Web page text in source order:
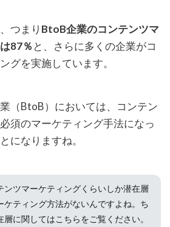
つまり BtoB企業のコンテンツマ
87％ と、さらに多くの企業がコ
グを実施しています。
（BtoB）においては、コンテン
須のマーケティング手法になっ
になりますね。
ンツマーケティングくらいしか潜在層
ケティング方法がないんですよね。ち
層に関してはこちらをご覧ください。